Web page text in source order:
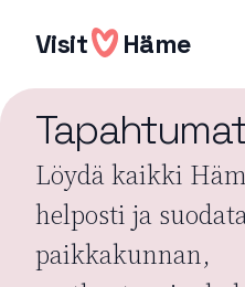
sisältöön
Visit Häme
Löydä kaikki
helposti ja
paikkakunnan,